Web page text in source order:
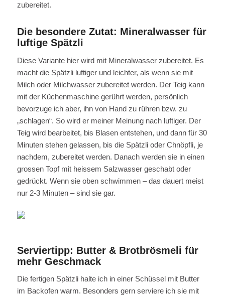
zubereitet.
Die besondere Zutat: Mineralwasser für
luftige Spätzli
Diese Variante hier wird mit Mineralwasser zubereitet. Es
macht die Spätzli luftiger und leichter, als wenn sie mit
Milch oder Milchwasser zubereitet werden. Der Teig kann
mit der Küchenmaschine gerührt werden, persönlich
bevorzuge ich aber, ihn von Hand zu rühren bzw. zu
„schlagen“. So wird er meiner Meinung nach luftiger. Der
Teig wird bearbeitet, bis Blasen entstehen, und dann für 30
Minuten stehen gelassen, bis die Spätzli oder Chnöpfli, je
nachdem, zubereitet werden. Danach werden sie in einen
grossen Topf mit heissem Salzwasser geschabt oder
gedrückt. Wenn sie oben schwimmen – das dauert meist
nur 2-3 Minuten – sind sie gar.
Serviertipp: Butter & Brotbrösmeli für
mehr Geschmack
Die fertigen Spätzli halte ich in einer Schüssel mit Butter
im Backofen warm. Besonders gern serviere ich sie mit